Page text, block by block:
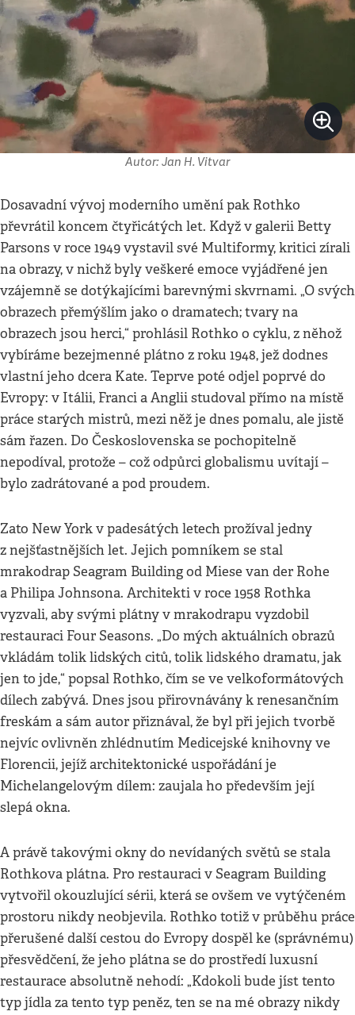
Autor: Jan H. Vitvar
Dosavadní vývoj moderního umění pak Rothko
převrátil koncem čtyřicátých let. Když v galerii Betty
Parsons v roce 1949 vystavil své Multiformy, kritici zírali
na obrazy, v nichž byly veškeré emoce vyjádřené jen
vzájemně se dotýkajícími barevnými skvrnami. „O svých
obrazech přemýšlím jako o dramatech; tvary na
obrazech jsou herci,“ prohlásil Rothko o cyklu, z něhož
vybíráme bezejmenné plátno z roku 1948, jež dodnes
vlastní jeho dcera Kate. Teprve poté odjel poprvé do
Evropy: v Itálii, Franci a Anglii studoval přímo na místě
práce starých mistrů, mezi něž je dnes pomalu, ale jistě
sám řazen. Do Československa se pochopitelně
nepodíval, protože – což odpůrci globalismu uvítají –
bylo zadrátované a pod proudem.
Zato New York v padesátých letech prožíval jedny
z nejšťastnějších let. Jejich pomníkem se stal
mrakodrap Seagram Building od Miese van der Rohe
a Philipa Johnsona. Architekti v roce 1958 Rothka
vyzvali, aby svými plátny v mrakodrapu vyzdobil
restauraci Four Seasons. „Do mých aktuálních obrazů
vkládám tolik lidských citů, tolik lidského dramatu, jak
jen to jde,“ popsal Rothko, čím se ve velkoformátových
dílech zabývá. Dnes jsou přirovnávány k renesančním
freskám a sám autor přiznával, že byl při jejich tvorbě
nejvíc ovlivněn zhlédnutím Medicejské knihovny ve
Florencii, jejíž architektonické uspořádání je
Michelangelovým dílem: zaujala ho především její
slepá okna.
A právě takovými okny do nevídaných světů se stala
Rothkova plátna. Pro restauraci v Seagram Building
vytvořil okouzlující sérii, která se ovšem ve vytýčeném
prostoru nikdy neobjevila. Rothko totiž v průběhu práce
přerušené další cestou do Evropy dospěl ke (správnému)
přesvědčení, že jeho plátna se do prostředí luxusní
restaurace absolutně nehodí: „Kdokoli bude jíst tento
typ jídla za tento typ peněz, ten se na mé obrazy nikdy